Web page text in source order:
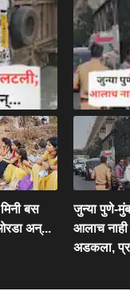
बस
अन्...
जुन्या पुणे-
आलाच
अडकला,